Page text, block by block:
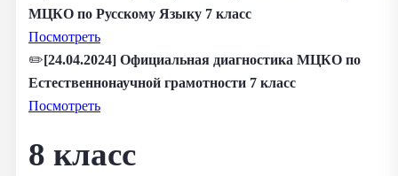
МЦКО по Русскому Языку 7 класс
Посмотреть
✏️[24.04.2024] Официальная диагностика МЦКО по
Естественнонаучной грамотности 7 класс
Посмотреть
8 класс